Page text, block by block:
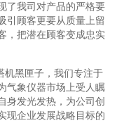
了我司对产品的严格要
引顾客更要从质量上留
，把潜在顾客变成忠实
机黑匣子，我们专注于
气象仪器市场上受人瞩
身发光发热，为公司创
现企业发展战略目标的